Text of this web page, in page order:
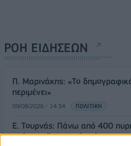
ΡΟΗ ΕΙΔΗΣΕΩΝ
Π. Μαρινάκης: «Το
περιμένει»
09/08/2026 - 14:34 ΠΟΛΙΤΙΚΗ
Ε. Τουρνάς: Πάνω από 400
ημέρες - Σε επιφυλακή ο